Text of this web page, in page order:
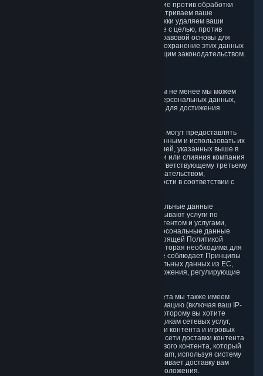
Если вы используете право на возражение против обработки
ваших Персональных данных, мы рассматриваем ваше
возражение и без неоправданной задержки удаляем ваши
Персональные данные, обрабатываемые с целью, против
которой вы возражаете, если нет иной правовой основы для
обработки и хранения этих данных или сохранение этих данных
не требуется в соответствии с действующим законодательством.
Valve не продает Персональные данные. Тем не менее мы можем
предоставлять доступ к каждой категории Персональных данных,
которые мы собираем, если это необходимо для достижения
5.1. Компания Valve и ее дочерние компании могут предоставлять
друг другу доступ к вашим Персональным данным и использовать их
по мере необходимости для достижения целей, указанных выше в
разделе 2. В случае реорганизации, продажи или слияния компания
может передать Персональные данные соответствующему третьему
лицу в соответствии с действующим законодательством,
Принципами и требованиями к ответственности в соответствии с
5.2. Мы также предоставляем ваши Персональные данные
сторонним поставщикам услуг, которые оказывают услуги по
поддержке клиентов в связи с товарами, контентом и услугами,
распространяемыми через Steam. Ваши Персональные данные
будут использоваться в соответствии с настоящей Политикой
конфиденциальности и только в той мере, которая необходима для
оказания услуг по поддержке клиентов. Valve соблюдает Принципы
при любой последующей передаче персональных данных из ЕС,
Швейцарии и Великобритании, включая положения, регулирующие
5.3. В соответствии со стандартами Интернета мы также имеем
право предоставлять определенную информацию (включая ваш IP-
адрес и идентификацию контента Steam, к которому вы хотите
получить доступ) нашим сторонним поставщикам сетевых услуг,
которые предоставляют услуги сети доставки контента и игровых
серверов в связи с Steam. Наши поставщики сети доставки контента
обеспечивают возможность доставки цифрового контента, который
вы запрашиваете, в том числе пользуясь Steam, используя систему
распределенных серверов, которая обеспечивает доставку вам
контента с учетом вашего географического положения.